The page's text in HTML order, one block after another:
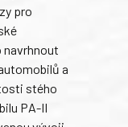
pro
navrhnout
a
stého
PA-II